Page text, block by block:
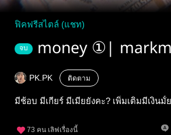
ฟิคฟรีสไตล์ (แชท)
จบ money ①|
PK.PK ติดตาม
มีช้อบ มีเกียร์ มีเมียยังคะ? เพิ่มเติมมีเงินมั้
73 คน เลิฟเรื่องนี้